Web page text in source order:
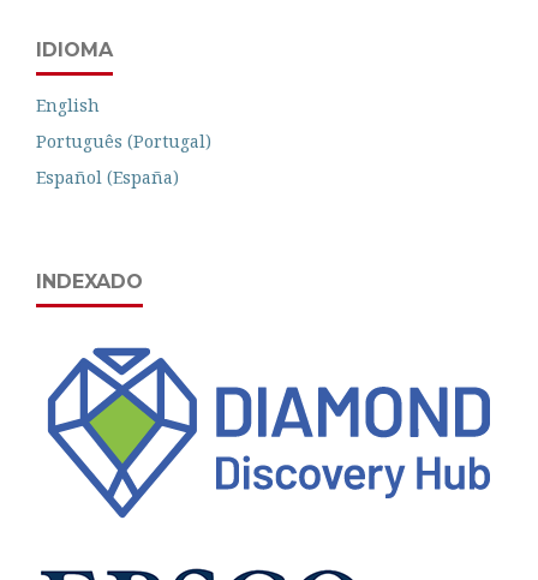
IDIOMA
English
Português (Portugal)
Español (España)
INDEXADO